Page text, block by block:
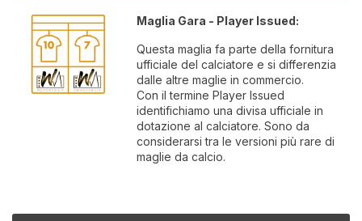
Maglia Gara - Player Issued:
Questa maglia fa parte della fornitura
ufficiale del calciatore e si differenzia
dalle altre maglie in commercio.
Con il termine Player Issued
identifichiamo una divisa ufficiale in
dotazione al calciatore. Sono da
considerarsi tra le versioni più rare di
maglie da calcio.